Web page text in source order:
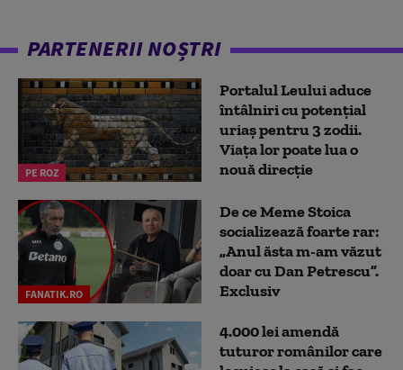
PARTENERII NOȘTRI
PE ROZ
Portalul Leului aduce
întâlniri cu potențial
uriaș pentru 3 zodii.
Viața lor poate lua o
nouă direcție
FANATIK.RO
De ce Meme Stoica
socializează foarte rar:
„Anul ăsta m-am văzut
doar cu Dan Petrescu”.
Exclusiv
4.000 lei amendă
tuturor românilor care